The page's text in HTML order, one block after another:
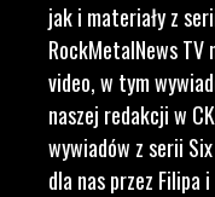
jak i materiały z
RockMetalNews TV
video, w tym
naszej redakcji w
wywiadów z serii
dla nas przez Filipa i